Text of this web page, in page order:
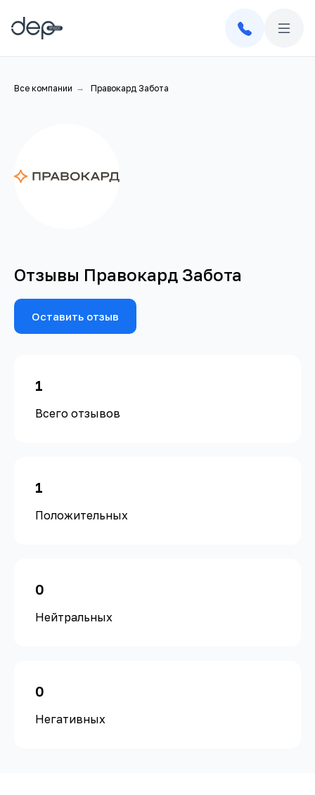
Все компании → Правокард Забота
Отзывы Правокард Забота
Оставить отзыв
1
Всего отзывов
1
Положительных
0
Нейтральных
0
Негативных